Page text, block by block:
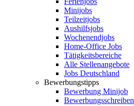
Minijobs
Teilzeitjobs
Aushilfsjobs
Wochenendjobs
Home-Office Jobs
Tätigkeitsbereiche
Alle Stellenangebote
Jobs Deutschland
Bewerbungstipps
Bewerbung Minijob
Bewerbungsschreiben